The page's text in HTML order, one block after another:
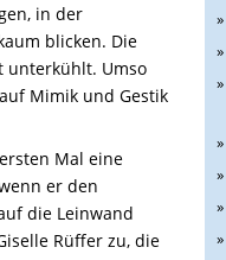
in der
blicken. Die
unterkühlt. Umso
Mimik und Gestik
Mal eine
er den
die Leinwand
Rüffer zu, die
»
»
»
»
»
»
»